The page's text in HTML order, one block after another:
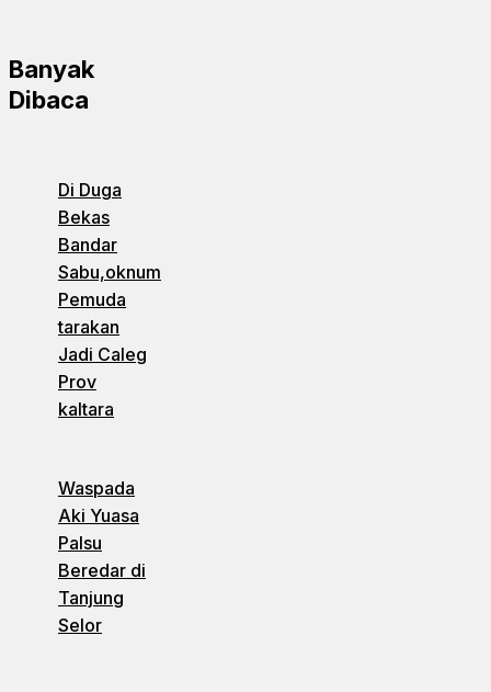
Banyak
Dibaca
Di Duga
Bekas
Bandar
Sabu,oknum
Pemuda
tarakan
Jadi Caleg
Prov
kaltara
Waspada
Aki Yuasa
Palsu
Beredar di
Tanjung
Selor